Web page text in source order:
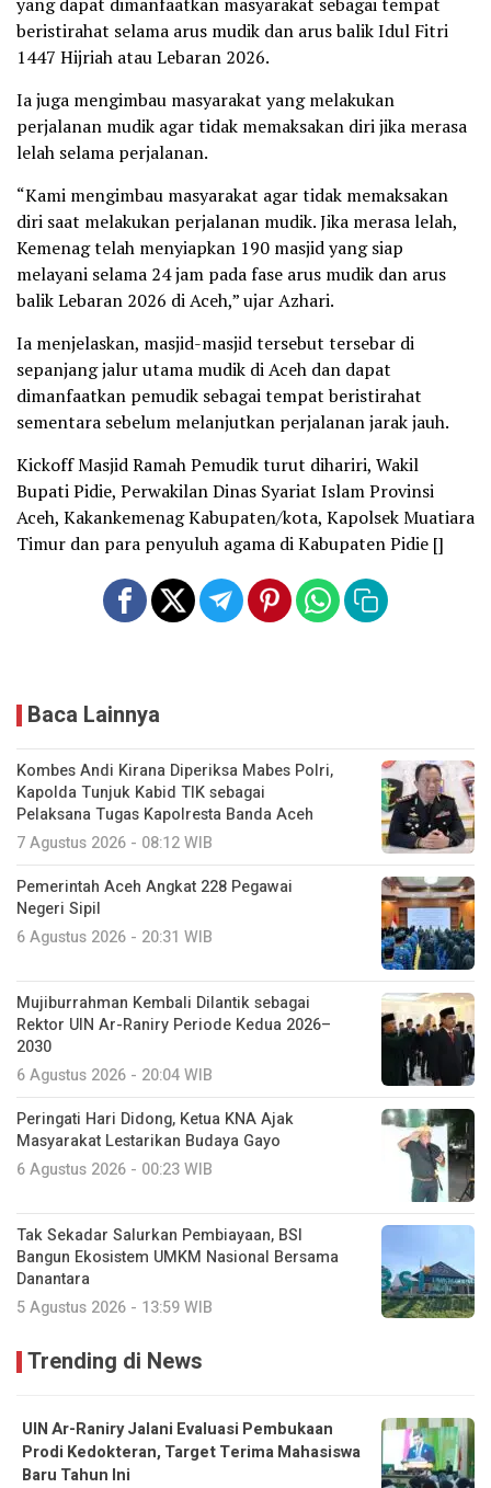
beristirahat selama arus mudik dan arus balik Idul Fitri
1447 Hijriah atau Lebaran 2026.
Ia juga mengimbau masyarakat yang melakukan
perjalanan mudik agar tidak memaksakan diri jika merasa
lelah selama perjalanan.
“Kami mengimbau masyarakat agar tidak memaksakan
diri saat melakukan perjalanan mudik. Jika merasa lelah,
Kemenag telah menyiapkan 190 masjid yang siap
melayani selama 24 jam pada fase arus mudik dan arus
balik Lebaran 2026 di Aceh,” ujar Azhari.
Ia menjelaskan, masjid-masjid tersebut tersebar di
sepanjang jalur utama mudik di Aceh dan dapat
dimanfaatkan pemudik sebagai tempat beristirahat
sementara sebelum melanjutkan perjalanan jarak jauh.
Kickoff Masjid Ramah Pemudik turut dihariri, Wakil
Bupati Pidie, Perwakilan Dinas Syariat Islam Provinsi
Aceh, Kakankemenag Kabupaten/kota, Kapolsek Muatiara
Timur dan para penyuluh agama di Kabupaten Pidie []
Baca Lainnya
Kombes Andi Kirana Diperiksa Mabes Polri,
Kapolda Tunjuk Kabid TIK sebagai
Pelaksana Tugas Kapolresta Banda Aceh
7 Agustus 2026 - 08:12 WIB
Pemerintah Aceh Angkat 228 Pegawai
Negeri Sipil
6 Agustus 2026 - 20:31 WIB
Mujiburrahman Kembali Dilantik sebagai
Rektor UIN Ar-Raniry Periode Kedua 2026–
2030
6 Agustus 2026 - 20:04 WIB
Peringati Hari Didong, Ketua KNA Ajak
Masyarakat Lestarikan Budaya Gayo
6 Agustus 2026 - 00:23 WIB
Tak Sekadar Salurkan Pembiayaan, BSI
Bangun Ekosistem UMKM Nasional Bersama
Danantara
5 Agustus 2026 - 13:59 WIB
Trending di News
UIN Ar-Raniry Jalani Evaluasi Pembukaan
Prodi Kedokteran, Target Terima Mahasiswa
Baru Tahun Ini